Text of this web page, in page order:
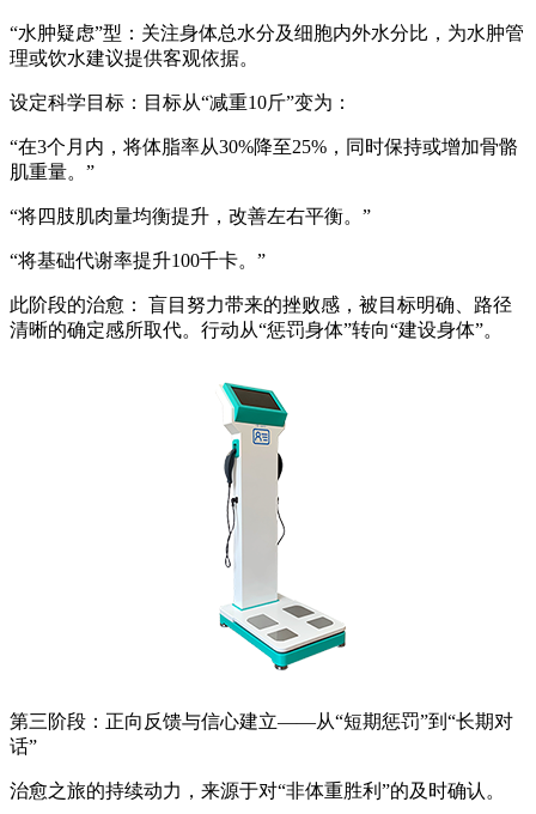
“水肿疑虑”型：关注身体总水分及细胞内外水分比，为水肿管
理或饮水建议提供客观依据。
设定科学目标：目标从“减重10斤”变为：
“在3个月内，将体脂率从30%降至25%，同时保持或增加骨骼
肌重量。”
“将四肢肌肉量均衡提升，改善左右平衡。”
“将基础代谢率提升100千卡。”
此阶段的治愈： 盲目努力带来的挫败感，被目标明确、路径
清晰的确定感所取代。行动从“惩罚身体”转向“建设身体”。
第三阶段：正向反馈与信心建立——从“短期惩罚”到“长期对
话”
治愈之旅的持续动力，来源于对“非体重胜利”的及时确认。